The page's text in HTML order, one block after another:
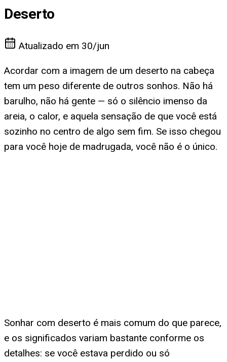
Deserto
Atualizado em 30/jun
Acordar com a imagem de um deserto na cabeça
tem um peso diferente de outros sonhos. Não há
barulho, não há gente — só o silêncio imenso da
areia, o calor, e aquela sensação de que você está
sozinho no centro de algo sem fim. Se isso chegou
para você hoje de madrugada, você não é o único.
Sonhar com deserto é mais comum do que parece,
e os significados variam bastante conforme os
detalhes: se você estava perdido ou só